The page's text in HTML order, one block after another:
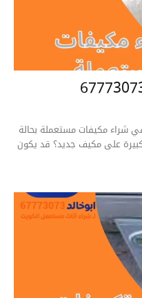
شراء مكيفات مستعملة بحالة
على مكيف جديد؟ قد يكون